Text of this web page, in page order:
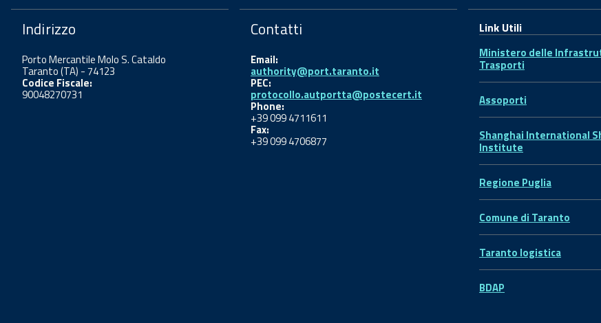
Indirizzo
Porto Mercantile Molo S. Cataldo
Taranto (TA) - 74123
Codice Fiscale:
90048270731
Contatti
Email:
authority@port.taranto.it
PEC:
protocollo.autportta@postecert.it
Phone:
+39 099 4711611
Fax:
+39 099 4706877
Link Utili
Ministero delle
Trasporti
Assoporti
Shanghai International
Institute
Regione Puglia
Comune di Taranto
Taranto logistica
BDAP